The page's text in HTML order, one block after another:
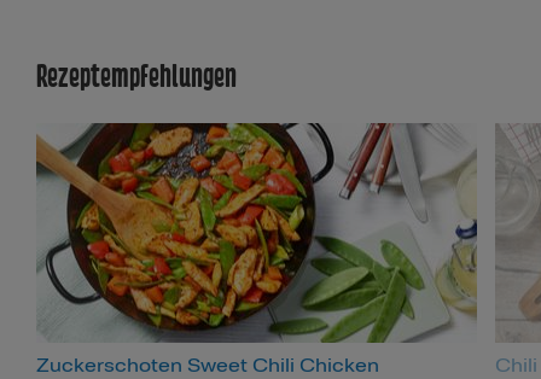
Rezeptempfehlungen
Zuckerschoten Sweet Chili Chicken